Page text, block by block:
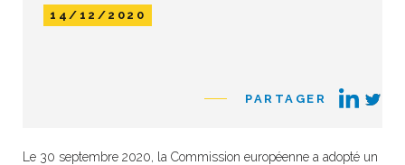
14/12/2020
PARTAGER
Le 30 septembre 2020, la Commission européenne a adopté un